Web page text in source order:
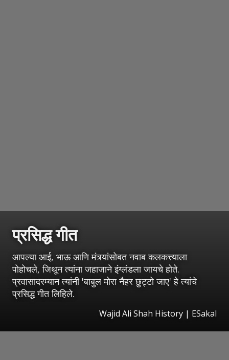
प्रसिद्ध गीत
आपल्या आई, भाऊ आणि मंत्र्यांसोबत नवाब कलकत्त्याला
पोहोचले, जिथून त्यांना जहाजाने इंग्लंडला जायचे होते.
प्रवासादरम्यान त्यांनी 'बाबुल मोरा नैहर छुट्टो जाए' हे त्यांचे
प्रसिद्ध गीत लिहिले.
Wajid Ali Shah History | ESakal